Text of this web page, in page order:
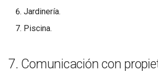
Jardinería.
Piscina.
7. Comunicación con